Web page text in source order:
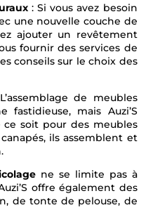
: Si vous avez besoin
une nouvelle couche de
ajouter un revêtement
fournir des services de
conseils sur le choix des
de meubles
mais Auzi’S
soit pour des meubles
ils assemblent et
ne se limite pas à
offre également des
de tonte de pelouse, de